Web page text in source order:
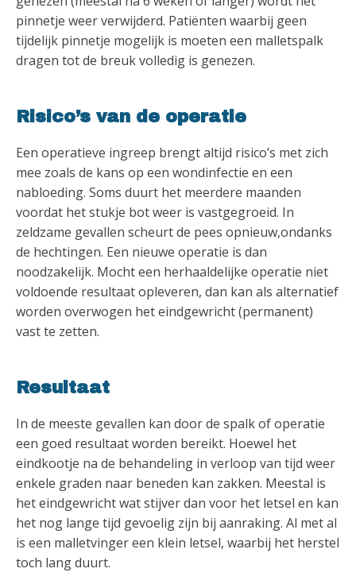
pinnetje weer verwijderd. Patiënten waarbij geen
tijdelijk pinnetje mogelijk is moeten een malletspalk
dragen tot de breuk volledig is genezen.
Risico’s van de operatie
Een operatieve ingreep brengt altijd risico’s met zich
mee zoals de kans op een wondinfectie en een
nabloeding. Soms duurt het meerdere maanden
voordat het stukje bot weer is vastgegroeid. In
zeldzame gevallen scheurt de pees opnieuw,ondanks
de hechtingen. Een nieuwe operatie is dan
noodzakelijk. Mocht een herhaaldelijke operatie niet
voldoende resultaat opleveren, dan kan als alternatief
worden overwogen het eindgewricht (permanent)
vast te zetten.
Resultaat
In de meeste gevallen kan door de spalk of operatie
een goed resultaat worden bereikt. Hoewel het
eindkootje na de behandeling in verloop van tijd weer
enkele graden naar beneden kan zakken. Meestal is
het eindgewricht wat stijver dan voor het letsel en kan
het nog lange tijd gevoelig zijn bij aanraking. Al met al
is een malletvinger een klein letsel, waarbij het herstel
toch lang duurt.